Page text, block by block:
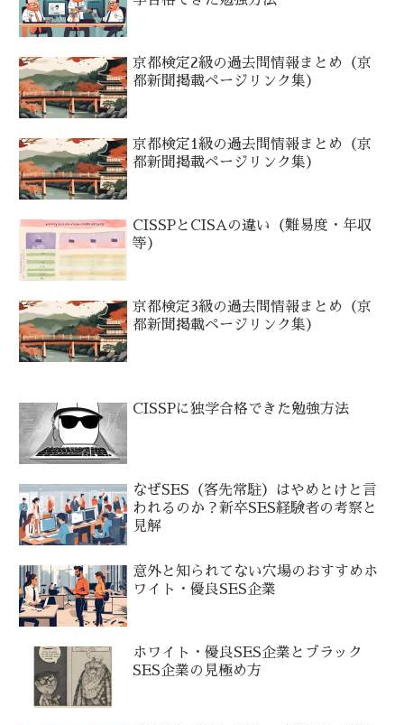
京都検定2級の過去問情報まとめ（京
都新聞掲載ページリンク集）
京都検定1級の過去問情報まとめ（京
都新聞掲載ページリンク集）
CISSPとCISAの違い（難易度・年収
等）
京都検定3級の過去問情報まとめ（京
都新聞掲載ページリンク集）
CISSPに独学合格できた勉強方法
なぜSES（客先常駐）はやめとけと言
われるのか？新卒SES経験者の考察と
見解
意外と知られてない穴場のおすすめホ
ワイト・優良SES企業
ホワイト・優良SES企業とブラック
SES企業の見極め方